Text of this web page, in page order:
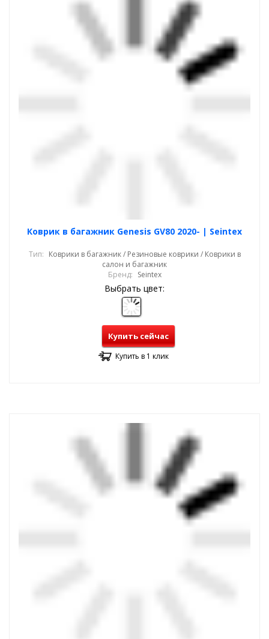
Коврик в багажник Genesis GV80 2020- | Seintex
Тип: Коврики в багажник / Резиновые коврики / Коврики в
салон и багажник
Бренд: Seintex
Выбрать цвет:
Купить сейчас
Купить в 1 клик